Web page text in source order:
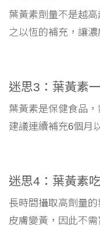
葉黃素劑量不是越
之以恆的補充，讓濃
迷思3：葉黃素
葉黃素是保健食品，
建議連續補充6個月
迷思4：葉黃素
長時間攝取高劑量
皮膚變黃，因此不